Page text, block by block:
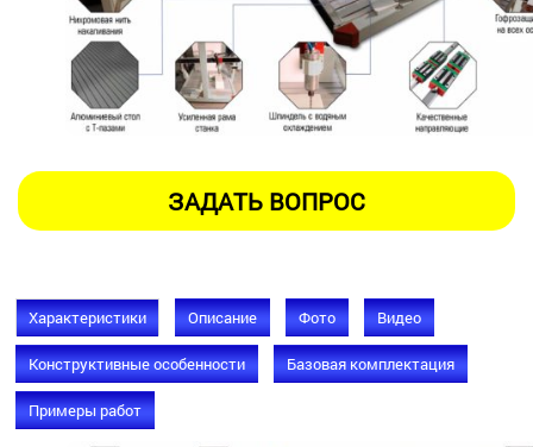
Характеристики Описание Фото Видео
Конструктивные особенности Базовая комплектация
Примеры работ